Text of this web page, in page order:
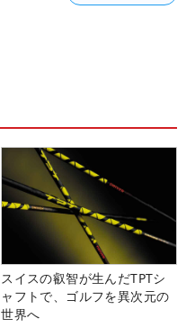
スイスの叡智が生んだTPTシ
ャフトで、ゴルフを異次元の
世界へ